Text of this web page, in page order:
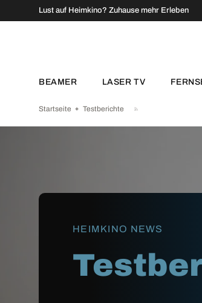
Zum Inhalt springen
Zum Menü springen
Fußzeile springen
Barrierefreiheits-Widget öffnen
DIREKT ZUM INHALT
Lust auf Heimkino? Zuhause mehr Erleben
BEAMER LASER TV
Startseite Testberichte
HEIMKINO NEWS